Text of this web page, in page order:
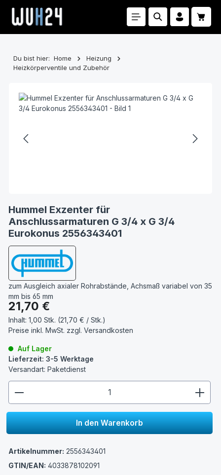
Zum Hauptinhalt springen
Du bist hier: Home
Heizung
Heizkörperventile und Zubehör
Hummel Exzenter für
Anschlussarmaturen G 3/4 x G 3/4
Eurokonus 2556343401
zum Ausgleich axialer Rohrabstände, Achsmaß variabel von 35
mm bis 65 mm
Regulärer Preis:
21,70 €
Inhalt: 1,00 Stk. (21,70 € / Stk.)
Preise inkl. MwSt. zzgl. Versandkosten
Auf Lager
Lieferzeit: 3-5 Werktage
Versandart: Paketdienst
In den Warenkorb
Artikelnummer: 2556343401
GTIN/EAN: 4033878102091